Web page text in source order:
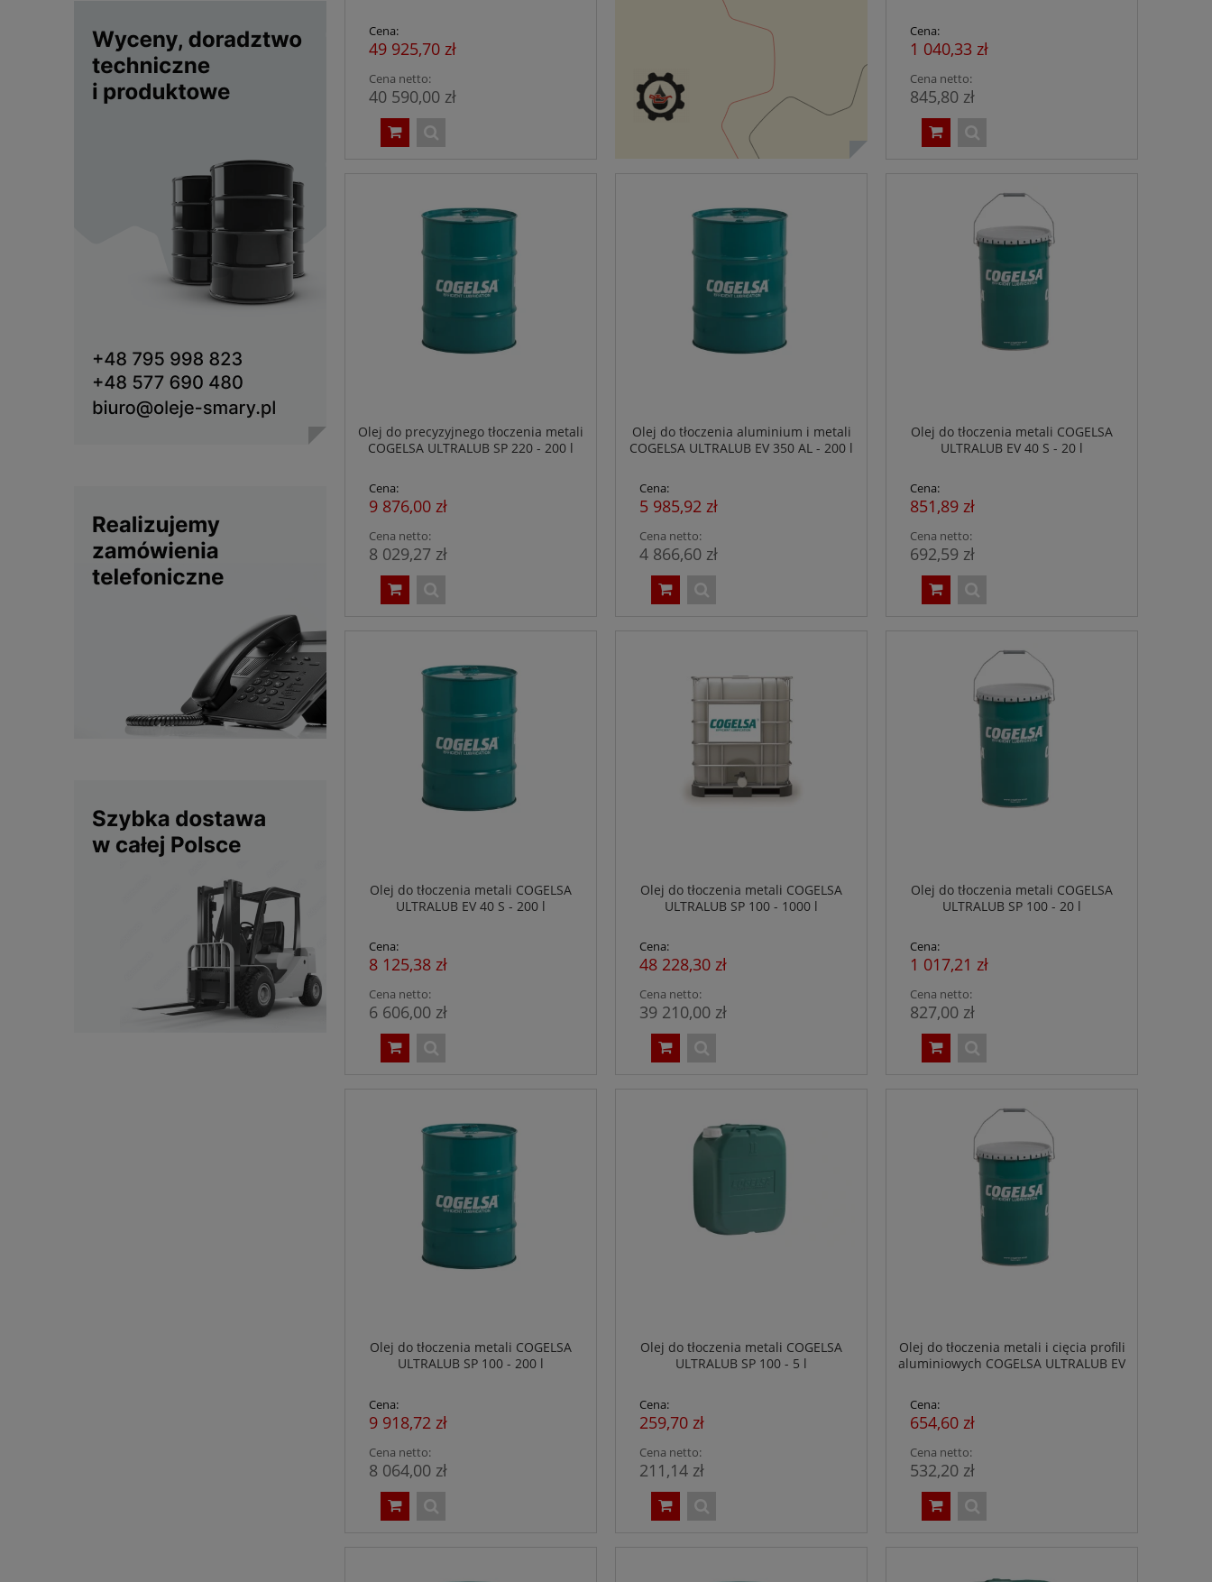
Cena:
49 925,70 zł
Cena netto:
40 590,00 zł
Cena:
1 040,33 zł
Cena netto:
845,80 zł
Olej do precyzyjnego tłoczenia metali
COGELSA ULTRALUB SP 220 - 200 l
Cena:
9 876,00 zł
Cena netto:
8 029,27 zł
Olej do tłoczenia aluminium i metali
COGELSA ULTRALUB EV 350 AL - 200 l
Cena:
5 985,92 zł
Cena netto:
4 866,60 zł
Olej do tłoczenia metali COGELSA
ULTRALUB EV 40 S - 20 l
Cena:
851,89 zł
Cena netto:
692,59 zł
Olej do tłoczenia metali COGELSA
ULTRALUB EV 40 S - 200 l
Cena:
8 125,38 zł
Cena netto:
6 606,00 zł
Olej do tłoczenia metali COGELSA
ULTRALUB SP 100 - 1000 l
Cena:
48 228,30 zł
Cena netto:
39 210,00 zł
Olej do tłoczenia metali COGELSA
ULTRALUB SP 100 - 20 l
Cena:
1 017,21 zł
Cena netto:
827,00 zł
Olej do tłoczenia metali COGELSA
ULTRALUB SP 100 - 200 l
Cena:
9 918,72 zł
Cena netto:
8 064,00 zł
Olej do tłoczenia metali COGELSA
ULTRALUB SP 100 - 5 l
Cena:
259,70 zł
Cena netto:
211,14 zł
Olej do tłoczenia metali i cięcia profili
aluminiowych COGELSA ULTRALUB EV
Cena:
654,60 zł
Cena netto:
532,20 zł